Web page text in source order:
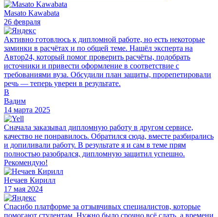
Masato Kawabata
26 февраля
Активно готовлюсь к дипломной работе, но есть некоторые
заминки в расчётах и по общей теме. Нашёл эксперта на
Автор24, который помог проверить расчёты, подобрать
источники и привести оформление в соответствие с
требованиями вуза. Обсудили план защиты, прорепетировали
речь — теперь уверен в результате.
В
Вадим
14 марта 2025
Сначала заказывал дипломную работу в другом сервисе,
качество не понравилось. Обратился сюда, вместе разбирались
и допиливали работу. В результате я и сам в теме прям
полностью разобрался, дипломную защитил успешно.
Рекомендую!
Нечаев Кирилл
17 мая 2024
Спасибо платформе за отзывчивых специалистов, которые
помогают студентам. Нужно было срочно всё сдать, а времени